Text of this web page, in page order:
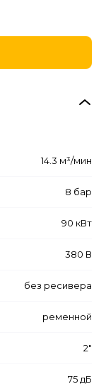
14.3 м³/мин
8 бар
90 кВт
380 В
без ресивера
ременной
2"
75 дБ